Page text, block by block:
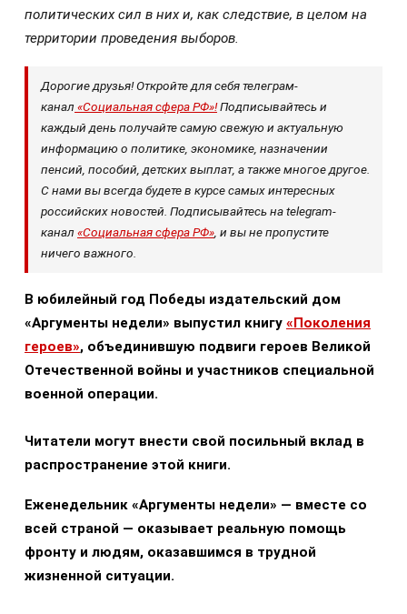
политических сил в них и, как следствие, в целом на
территории проведения выборов.
Дорогие друзья! Откройте для себя телеграм-
канал «Социальная сфера РФ»!Подписывайтесь и
каждый день получайте самую свежую и актуальную
информацию о политике, экономике, назначении
пенсий, пособий, детских выплат, а также многое другое.
С нами вы всегда будете в курсе самых интересных
российских новостей. Подписывайтесь на telegram-
канал «Социальная сфера РФ» , и вы не пропустите
ничего важного.
В юбилейный год Победы издательский дом
«Аргументы недели» выпустил книгу «Поколения
героев», объединившую подвиги героев Великой
Отечественной войны и участников специальной
военной операции.
Читатели могут внести свой посильный вклад в
распространение этой книги.
Еженедельник «Аргументы недели» — вместе со
всей страной — оказывает реальную помощь
фронту и людям, оказавшимся в трудной
жизненной ситуации.